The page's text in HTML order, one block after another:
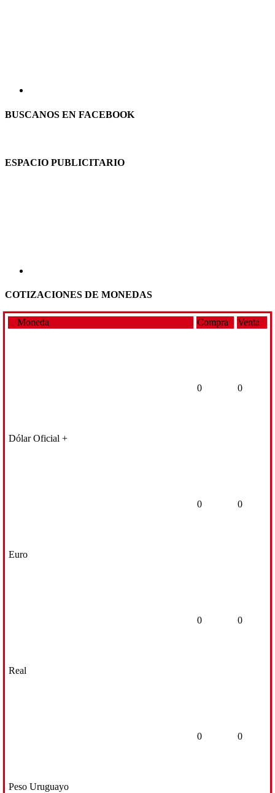
BUSCANOS EN FACEBOOK
ESPACIO PUBLICITARIO
COTIZACIONES DE MONEDAS
Moneda Compra Venta
Dólar Oficial +
0 0
Euro
0 0
Real
0 0
Peso Uruguayo
0 0